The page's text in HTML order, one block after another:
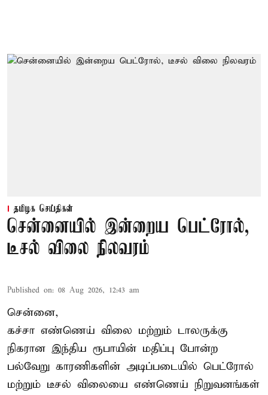
தமிழக செய்திகள்
சென்னையில் இன்றைய பெட்ரோல்,
டீசல் விலை நிலவரம்
Published on: 08 Aug 2026, 12:43 am
சென்னை,
கச்சா எண்ணெய் விலை மற்றும் டாலருக்கு
நிகரான இந்திய ரூபாயின் மதிப்பு போன்ற
பல்வேறு காரணிகளின் அடிப்படையில் பெட்ரோல்
மற்றும் டீசல் விலையை எண்ணெய் நிறுவனங்கள்